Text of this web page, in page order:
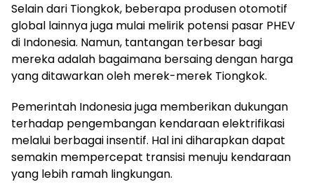
Selain dari Tiongkok, beberapa produsen otomotif
global lainnya juga mulai melirik potensi pasar PHEV
di Indonesia. Namun, tantangan terbesar bagi
mereka adalah bagaimana bersaing dengan harga
yang ditawarkan oleh merek-merek Tiongkok.
Pemerintah Indonesia juga memberikan dukungan
terhadap pengembangan kendaraan elektrifikasi
melalui berbagai insentif. Hal ini diharapkan dapat
semakin mempercepat transisi menuju kendaraan
yang lebih ramah lingkungan.